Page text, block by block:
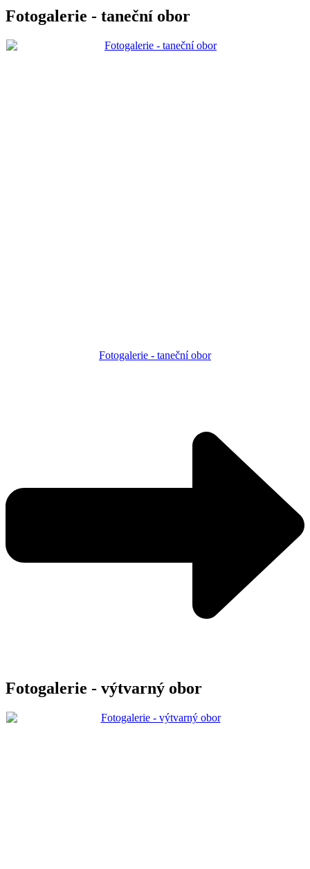
Fotogalerie - taneční obor
Fotogalerie - taneční obor
Fotogalerie - výtvarný obor